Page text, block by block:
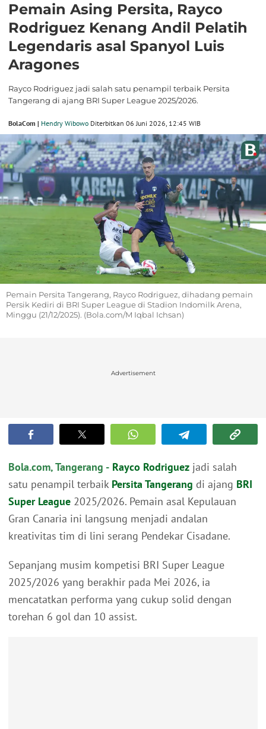
Pemain Asing Persita, Rayco
Rodriguez Kenang Andil Pelatih
Legendaris asal Spanyol Luis
Aragones
Rayco Rodriguez jadi salah satu penampil terbaik Persita
Tangerang di ajang BRI Super League 2025/2026.
BolaCom | Hendry Wibowo Diterbitkan 06 Juni 2026, 12:45 WIB
Pemain Persita Tangerang, Rayco Rodriguez, dihadang pemain
Persik Kediri di BRI Super League di Stadion Indomilk Arena,
Minggu (21/12/2025). (Bola.com/M Iqbal Ichsan)
Advertisement
Bola.com, Tangerang - Rayco Rodriguez jadi salah
satu penampil terbaik Persita Tangerang di ajang BRI
Super League 2025/2026. Pemain asal Kepulauan
Gran Canaria ini langsung menjadi andalan
kreativitas tim di lini serang Pendekar Cisadane.
Sepanjang musim kompetisi BRI Super League
2025/2026 yang berakhir pada Mei 2026, ia
mencatatkan performa yang cukup solid dengan
torehan 6 gol dan 10 assist.